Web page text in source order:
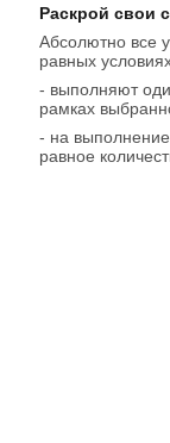
Раскрой свои
Абсолютно все
равных
- выполняют
рамках
- на
равное